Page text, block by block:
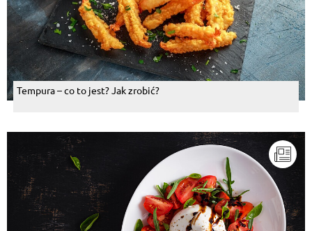
Tempura – co to jest? Jak zrobić?